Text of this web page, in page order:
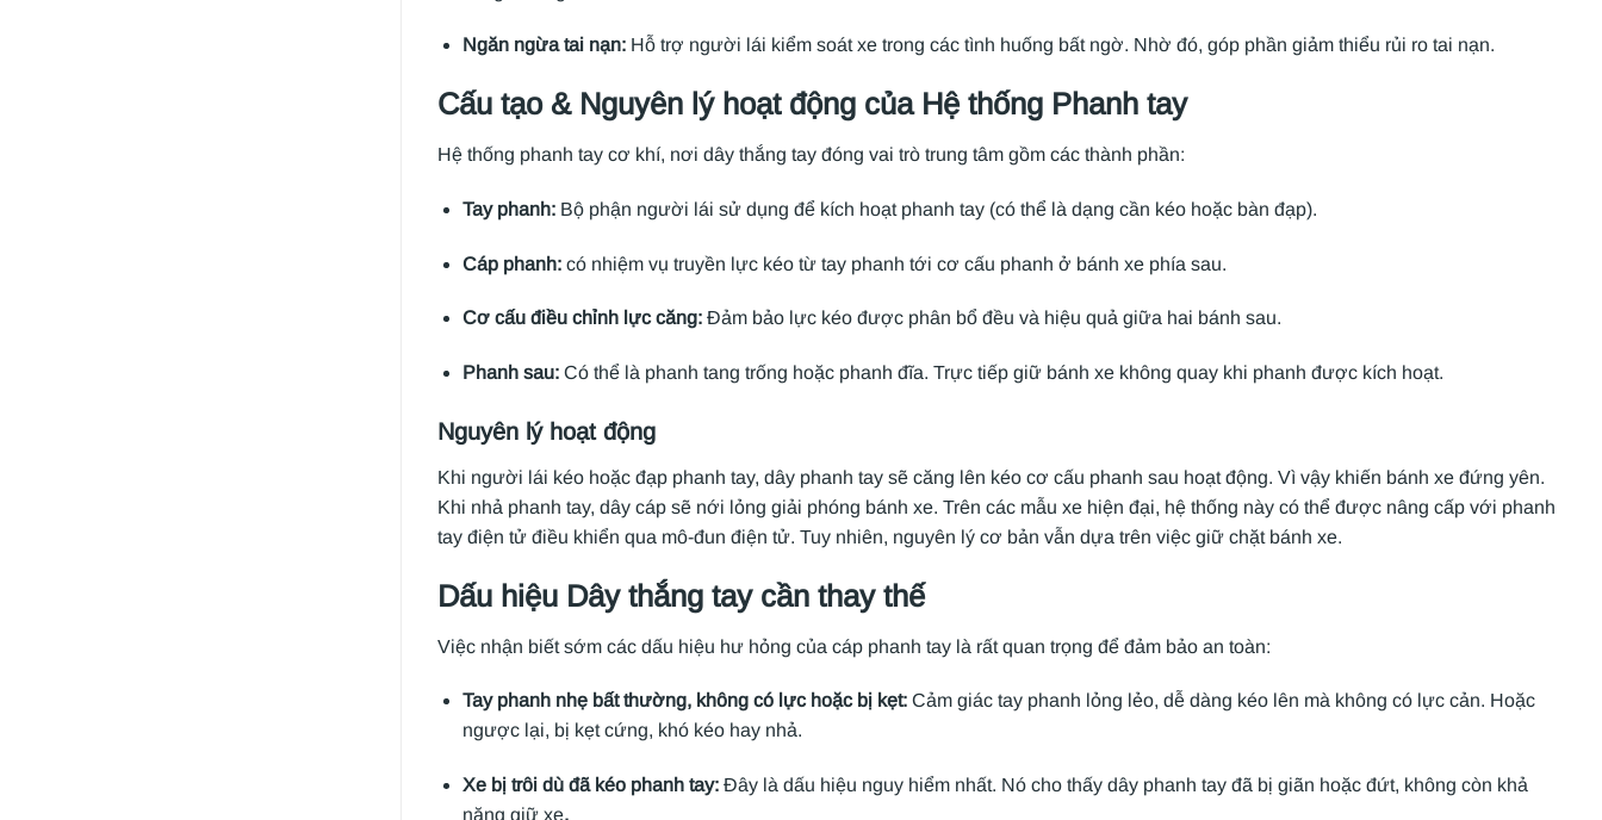
Ngăn ngừa tai nạn: Hỗ trợ người lái kiểm soát xe trong các tình huống bất ngờ. Nhờ đó, góp phần giảm thiểu rủi ro tai nạn.
Cấu tạo & Nguyên lý hoạt động của Hệ thống Phanh tay
Hệ thống phanh tay cơ khí, nơi dây thắng tay đóng vai trò trung tâm gồm các thành phần:
Tay phanh: Bộ phận người lái sử dụng để kích hoạt phanh tay (có thể là dạng cần kéo hoặc bàn đạp).
Cáp phanh: có nhiệm vụ truyền lực kéo từ tay phanh tới cơ cấu phanh ở bánh xe phía sau.
Cơ cấu điều chỉnh lực căng: Đảm bảo lực kéo được phân bổ đều và hiệu quả giữa hai bánh sau.
Phanh sau: Có thể là phanh tang trống hoặc phanh đĩa. Trực tiếp giữ bánh xe không quay khi phanh được kích hoạt.
Nguyên lý hoạt động
Khi người lái kéo hoặc đạp phanh tay, dây phanh tay sẽ căng lên kéo cơ cấu phanh sau hoạt động. Vì vậy khiến bánh xe đứng yên.
Khi nhả phanh tay, dây cáp sẽ nới lỏng giải phóng bánh xe. Trên các mẫu xe hiện đại, hệ thống này có thể được nâng cấp với phanh
tay điện tử điều khiển qua mô-đun điện tử. Tuy nhiên, nguyên lý cơ bản vẫn dựa trên việc giữ chặt bánh xe.
Dấu hiệu Dây thắng tay cần thay thế
Việc nhận biết sớm các dấu hiệu hư hỏng của cáp phanh tay là rất quan trọng để đảm bảo an toàn:
Tay phanh nhẹ bất thường, không có lực hoặc bị kẹt: Cảm giác tay phanh lỏng lẻo, dễ dàng kéo lên mà không có lực cản. Hoặc
ngược lại, bị kẹt cứng, khó kéo hay nhả.
Xe bị trôi dù đã kéo phanh tay: Đây là dấu hiệu nguy hiểm nhất. Nó cho thấy dây phanh tay đã bị giãn hoặc đứt, không còn khả
năng giữ xe.